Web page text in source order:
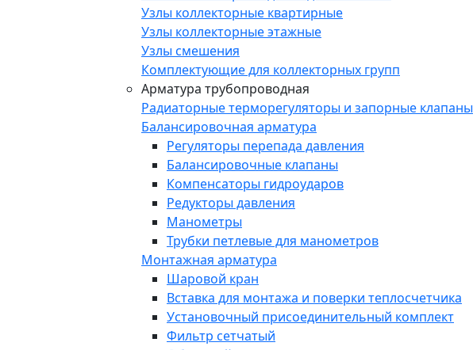
Узлы коллекторные квартирные
Узлы коллекторные этажные
Узлы смешения
Комплектующие для коллекторных групп
Арматура трубопроводная
Радиаторные терморегуляторы и запорные клапаны
Балансировочная арматура
Регуляторы перепада давления
Балансировочные клапаны
Компенсаторы гидроударов
Редукторы давления
Манометры
Трубки петлевые для манометров
Монтажная арматура
Шаровой кран
Вставка для монтажа и поверки теплосчетчика
Установочный присоединительный комплект
Фильтр сетчатый